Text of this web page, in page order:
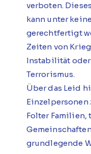
verboten.
kann unter
gerechtfertigt
Zeiten von
Instabilität oder
Terrorismus.
Über das Leid
Folter
grundlegende